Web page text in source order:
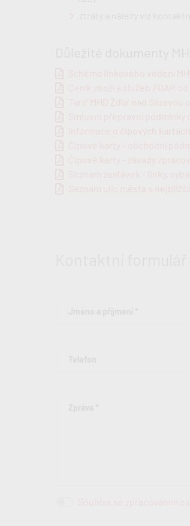
ztráty a nálezy viz
Schéma linkového vedení
Ceník zboží a služeb ZDAR od
Tarif MHD Žďár nad Sázavou
Smluvní přepravní podmínky
Čipové karty - zásady
Seznam zastávek - linky,
Seznam ulic města s
Kontaktní formulář
Souhlas se zpracováním